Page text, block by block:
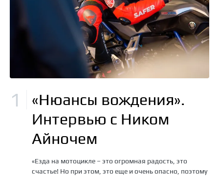
«Нюансы вождения».
Интервью с Ником
Айночем
«Езда на мотоцикле – это огромная радость, это
счастье! Но при этом, это еще и очень опасно, поэтому